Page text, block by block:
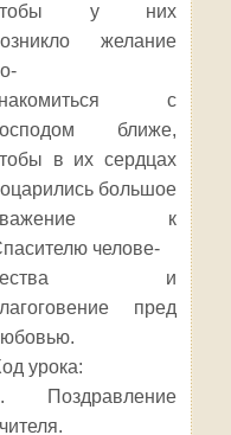
у них
желание
с
ближе,
в их сердцах
большое
к
челове-
и
пред
урока:
Поздравление